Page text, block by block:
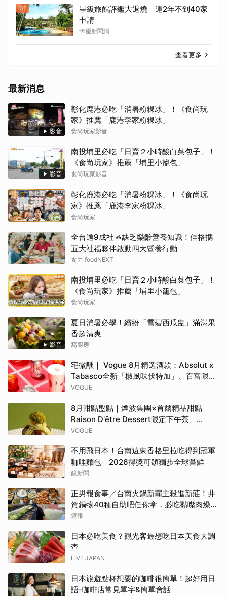
01
星級旅館評鑑大退燒 連2年不到40家
申請
卡優新聞網
查看更多
最新消息
影音
彰化鹿港必吃「消暑粉粿冰」！《食尚玩
家》推薦「鹿港李家粉粿冰」
食尚玩家影音
影音
南投埔里必吃「日賣２小時酸白菜包子」！
《食尚玩家》推薦「埔里小籠包」
食尚玩家影音
彰化鹿港必吃「消暑粉粿冰」！《食尚玩
家》推薦「鹿港李家粉粿冰」
食尚玩家
全台逾9成社區缺乏樂齡營養知識！佳格攜
五大社福夥伴啟動四大營養行動
食力 foodNEXT
南投埔里必吃「日賣２小時酸白菜包子」！
《食尚玩家》推薦「埔里小籠包」
食尚玩家
影音
夏日消暑必學！繽紛「雪碧西瓜盅」滿滿果
香超清爽
窩廚房
宅微醺｜ Vogue 8月精選酒款：Absolut x
Tabasco全新「椒風味伏特加」、百富限定
「花時心藝限量禮盒」、WAT x 萬波「紅蘋
VOGUE
8月甜點盤點｜煙波集團×首爾精品甜點
Raison D'être Dessert限定下午茶、
Gelato pique cafe辻利茶舗聯名可麗餅、
VOGUE
不用飛日本！台南遠東香格里拉吃得到冠軍
咖哩麵包 2026得獎可頌獨步全球嘗鮮
鏡新聞
正男報食事／台南火鍋新霸主殺進新莊！井
賀鍋物40種自助吧任你拿，必吃黏嘴肉燥
飯、現做棉花糖
鏡報
日本必吃美食？觀光客最想吃日本美食大調
查
LIVE JAPAN
日本旅遊點杯想要的咖啡很簡單！超好用日
語-咖啡店常見單字&簡單會話